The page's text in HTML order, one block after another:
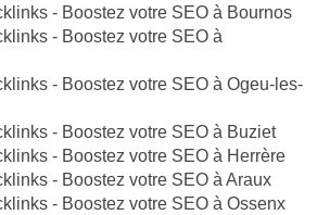
- Boostez votre SEO à Bournos
- Boostez votre SEO à
- Boostez votre SEO à Ogeu-les-
- Boostez votre SEO à Buziet
- Boostez votre SEO à Herrère
- Boostez votre SEO à Araux
- Boostez votre SEO à Ossenx